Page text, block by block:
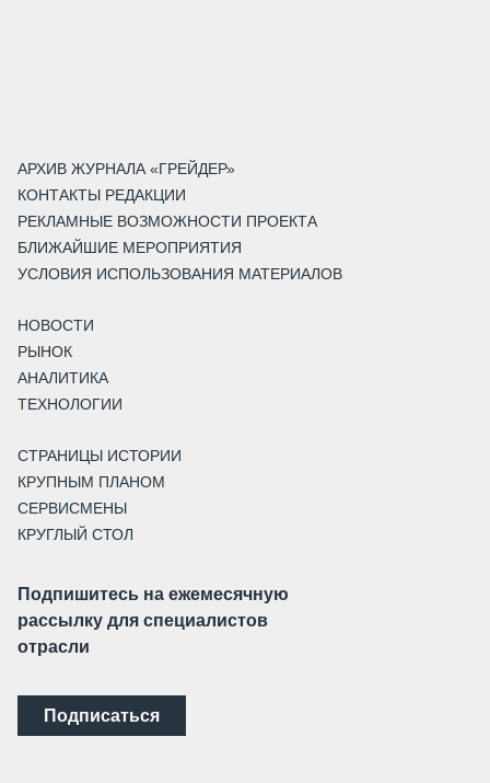
АРХИВ ЖУРНАЛА «ГРЕЙДЕР»
КОНТАКТЫ РЕДАКЦИИ
РЕКЛАМНЫЕ ВОЗМОЖНОСТИ ПРОЕКТА
БЛИЖАЙШИЕ МЕРОПРИЯТИЯ
УСЛОВИЯ ИСПОЛЬЗОВАНИЯ МАТЕРИАЛОВ
НОВОСТИ
РЫНОК
АНАЛИТИКА
ТЕХНОЛОГИИ
СТРАНИЦЫ ИСТОРИИ
КРУПНЫМ ПЛАНОМ
СЕРВИСМЕНЫ
КРУГЛЫЙ СТОЛ
Подпишитесь на ежемесячную
рассылку для специалистов
отрасли
Подписаться